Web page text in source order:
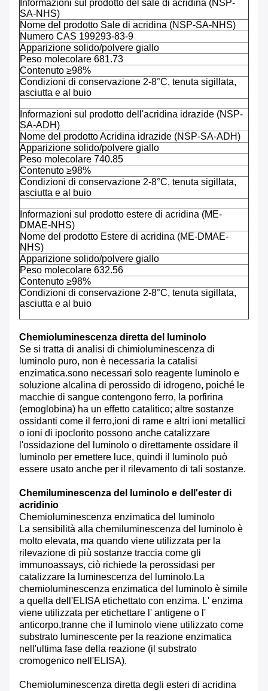
Informazioni sul prodotto del sale di acridina (NSP-
SA-NHS)
Nome del prodotto Sale di acridina (NSP-SA-NHS)
Numero CAS 199293-83-9
Apparizione solido/polvere giallo
Peso molecolare 681.73
Contenuto ≥98%
Condizioni di conservazione 2-8°C, tenuta sigillata,
asciutta e al buio
Informazioni sul prodotto dell'acridina idrazide (NSP-
SA-ADH)
Nome del prodotto Acridina idrazide (NSP-SA-ADH)
Apparizione solido/polvere giallo
Peso molecolare 740.85
Contenuto ≥98%
Condizioni di conservazione 2-8°C, tenuta sigillata,
asciutta e al buio
Informazioni sul prodotto estere di acridina (ME-
DMAE-NHS)
Nome del prodotto Estere di acridina (ME-DMAE-
NHS)
Apparizione solido/polvere giallo
Peso molecolare 632.56
Contenuto ≥98%
Condizioni di conservazione 2-8°C, tenuta sigillata,
asciutta e al buio
Chemioluminescenza diretta del luminolo
Se si tratta di analisi di chimioluminescenza di
luminolo puro, non è necessaria la catalisi
enzimatica.sono necessari solo reagente luminolo e
soluzione alcalina di perossido di idrogeno, poiché le
macchie di sangue contengono ferro, la porfirina
(emoglobina) ha un effetto catalitico; altre sostanze
ossidanti come il ferro,ioni di rame e altri ioni metallici
o ioni di ipoclorito possono anche catalizzare
l'ossidazione del luminolo o direttamente ossidare il
luminolo per emettere luce, quindi il luminolo può
essere usato anche per il rilevamento di tali sostanze.
Chemiluminescenza del luminolo e dell'ester di
acridinio
Chemioluminescenza enzimatica del luminolo
La sensibilità alla chemiluminescenza del luminolo è
molto elevata, ma quando viene utilizzata per la
rilevazione di più sostanze traccia come gli
immunoassays, ciò richiede la perossidasi per
catalizzare la luminescenza del luminolo.La
chemioluminescenza enzimatica del luminolo è simile
a quella dell'ELISA etichettato con enzima. L' enzima
viene utilizzata per etichettare l' antigene o l'
anticorpo,tranne che il luminolo viene utilizzato come
substrato luminescente per la reazione enzimatica
nell'ultima fase della reazione (il substrato
cromogenico nell'ELISA).
Chemioluminescenza diretta degli esteri di acridina